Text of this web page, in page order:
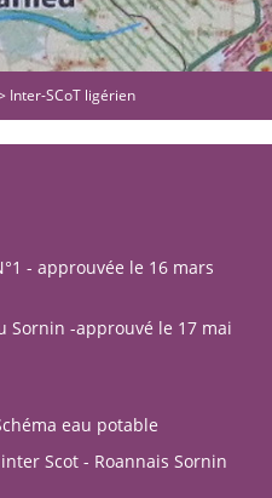
Inter-SCoT ligérien
- approuvée le 16 mars
Sornin -approuvé le 17 mai
eau potable
Scot - Roannais Sornin